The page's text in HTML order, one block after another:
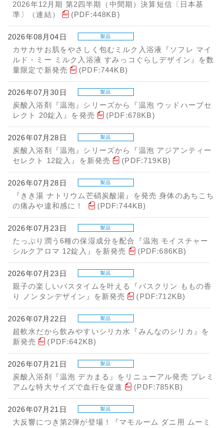
2026年12月期 第2四半期（中間期）決算短信〔日本基
準〕（連結）
(PDF:448KB)
2026年08月04日 製品
カサカサお肌をやさしく包むミルク入浴液『ソフレ マイ
ルド・ミー ミルク入浴液 すみっコぐらしデザイン』を数
量限定で新発売
(PDF:744KB)
2026年07月30日 製品
炭酸入浴剤『温泡』シリーズから『温泡 ウッドハーブセ
レクト 20錠入』を発売
(PDF:678KB)
2026年07月28日 製品
炭酸入浴剤『温泡』シリーズから『温泡 アジアンティー
セレクト 12錠入』を新発売
(PDF:719KB)
2026年07月28日 製品
『きき湯 ナトリウム芒硝炭酸湯』を発売 身体のあちこち
の痛みや違和感に！
(PDF:744KB)
2026年07月23日 製品
たっぷり潤う6種の保湿成分を配合『温泡 モイスチャー
シルクアロマ 12錠入』を新発売
(PDF:686KB)
2026年07月23日 製品
親子の楽しいバスタイムを叶える『バスクリン ももの香
り ノンタンデザイン』を新発売
(PDF:712KB)
2026年07月22日 製品
超軟水だから飲みやすいシリカ水『みんなのシリカ』を
新発売
(PDF:642KB)
2026年07月21日 製品
炭酸入浴剤『温泡 デカまる』をリニューアル発売 プレミ
アムな特大サイズで血行を促進
(PDF:785KB)
2026年07月21日 製品
大反響につき第2弾が登場！『マモルーム ダニ用 ムーミ